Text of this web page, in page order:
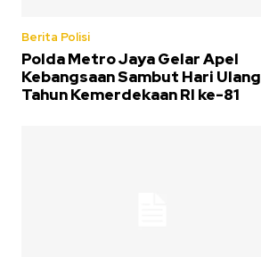
Berita Polisi
Polda Metro Jaya Gelar Apel
Kebangsaan Sambut Hari Ulang
Tahun Kemerdekaan RI ke-81